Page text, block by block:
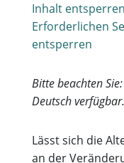
Inhalt entsperren
Erforderlichen
entsperren
Bitte beachten
Deutsch verfügbar.
Lässt sich die
an der